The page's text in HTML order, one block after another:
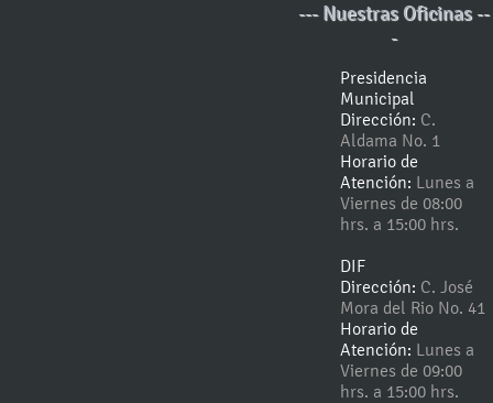
--- Nuestras Oficinas --
-
Presidencia
Municipal
Dirección: C.
Aldama No. 1
Horario de
Atención: Lunes a
Viernes de 08:00
hrs. a 15:00 hrs.
DIF
Dirección: C. José
Mora del Rio No. 41
Horario de
Atención: Lunes a
Viernes de 09:00
hrs. a 15:00 hrs.